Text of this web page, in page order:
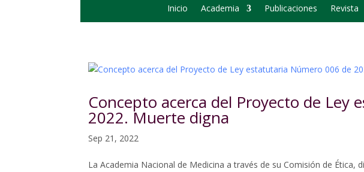
Inicio Academia Publicaciones Revista
Concepto acerca del Proyecto de Ley
2022. Muerte digna
Sep 21, 2022
La Academia Nacional de Medicina a través de su Comisión de Ética,